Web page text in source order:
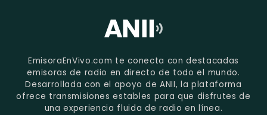
EmisoraEnVivo.com te conecta con destacadas
emisoras de radio en directo de todo el mundo.
Desarrollada con el apoyo de ANII, la plataforma
ofrece transmisiones estables para que disfrutes de
una experiencia fluida de radio en línea.